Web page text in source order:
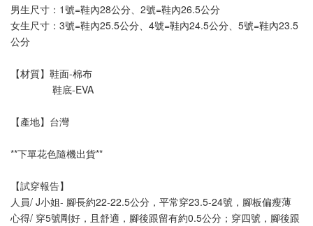
男生尺寸：1號=鞋內28公分、2號=鞋內26.5公分
女生尺寸：3號=鞋內25.5公分、4號=鞋內24.5公分、5號=鞋內23.5
公分
【材質】鞋面-棉布
鞋底-EVA
【產地】台灣
**下單花色隨機出貨**
【試穿報告】
人員/ J小姐- 腳長約22-22.5公分，平常穿23.5-24號，腳板偏瘦薄
心得/ 穿5號剛好，且舒適，腳後跟留有約0.5公分；穿四號，腳後跟